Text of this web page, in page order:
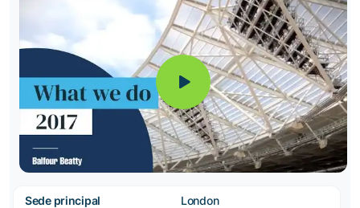
Sede principal London